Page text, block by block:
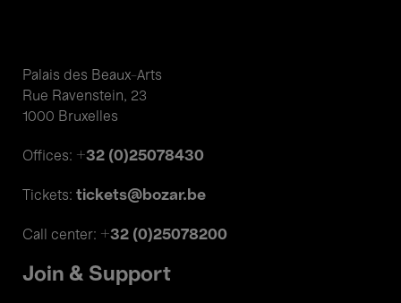
Palais des Beaux-Arts
Rue Ravenstein, 23
1000 Bruxelles
Offices: +32 (0)25078430
Tickets: tickets@bozar.be
Call center: +32 (0)25078200
Join & Support